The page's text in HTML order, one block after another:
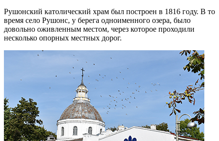
Рушонский католический храм был построен в 1816 году. В то
время село Рушонс, у берега одноименного озера, было
довольно оживленным местом, через которое проходили
несколько опорных местных дорог.